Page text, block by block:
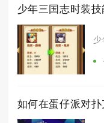
少年三国志时装
如何在蛋仔派对